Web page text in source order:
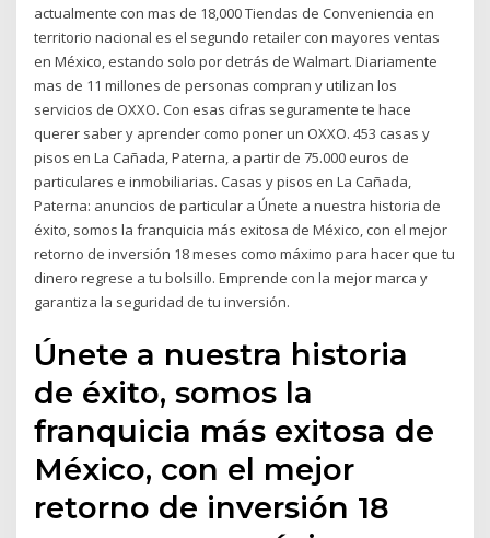
actualmente con mas de 18,000 Tiendas de Conveniencia en
territorio nacional es el segundo retailer con mayores ventas
en México, estando solo por detrás de Walmart. Diariamente
mas de 11 millones de personas compran y utilizan los
servicios de OXXO. Con esas cifras seguramente te hace
querer saber y aprender como poner un OXXO. 453 casas y
pisos en La Cañada, Paterna, a partir de 75.000 euros de
particulares e inmobiliarias. Casas y pisos en La Cañada,
Paterna: anuncios de particular a Únete a nuestra historia de
éxito, somos la franquicia más exitosa de México, con el mejor
retorno de inversión 18 meses como máximo para hacer que tu
dinero regrese a tu bolsillo. Emprende con la mejor marca y
garantiza la seguridad de tu inversión.
Únete a nuestra historia
de éxito, somos la
franquicia más exitosa de
México, con el mejor
retorno de inversión 18